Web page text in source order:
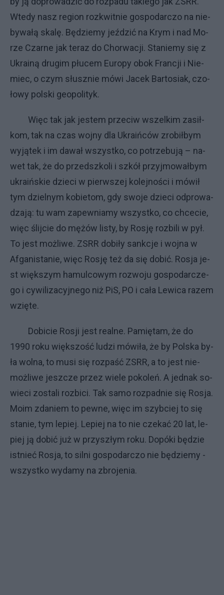
Wte­dy na­sz re­gion roz­kwit­nie go­spo­dar­czo na nie­
by­wa­łą ska­lę. Bę­dzie­my jeź­dzić na Krym i nad Mo­
rze Czar­ne jak te­raz do Chor­wa­cji. Sta­nie­my się z
Ukra­iną dru­gim płu­cem Eu­ro­py obok Fran­cji i Nie­
miec, o czym słusz­nie mó­wi Ja­cek Bar­to­siak, czo­
ło­wy pol­ski geo­po­li­tyk.
Więc tak jak je­stem prze­ciw wszel­kim za­sił­
kom, tak na czas woj­ny dla Ukra­iń­ców zro­bił­bym
wy­ją­tek i im da­wał wszyst­ko, co po­trze­bu­ją – na­
wet tak, że do przed­szko­li i szkół przyj­mo­wał­bym
ukra­iń­skie dzie­ci w pierw­szej ko­lej­no­ści i mó­wił
tym dziel­nym ko­bie­tom, gdy swo­je dzie­ci od­pro­wa­
dza­ją: tu wam za­pew­nia­my wszyst­ko, co chce­cie,
więc ślij­cie do mę­żów li­sty, by Ro­sję roz­bi­li w pył.
To je­st moż­li­we. ZSRR do­bi­ły sank­cje i woj­na w
Afga­ni­sta­nie, więc Ro­sję też da się do­bić. Ro­sja je­
st więk­szym ha­mul­co­wym roz­wo­ju go­spo­dar­cze­
go i cy­wi­li­za­cyj­ne­go niż PiS, PO i ca­ła Le­wi­ca ra­zem
wzię­te.
Do­bi­cie Ro­sji je­st re­al­ne. Pa­mię­tam, że do
1990 ro­ku więk­szo­ść lu­dzi mó­wi­ła, że by Pol­ska by­
ła wol­na, to mu­si się roz­pa­ść ZSRR, a to je­st nie­
moż­li­we jesz­cze przez wie­le po­ko­leń. A jed­nak so­
wie­ci zo­sta­li roz­bi­ci. Tak sa­mo roz­pad­nie się Ro­sja.
Mo­im zda­niem to pew­ne, więc im szyb­ciej to się
sta­nie, tym le­piej. Le­piej na to nie cze­kać 20 lat, le­
piej ją do­bić już w przy­szłym ro­ku. Do­pó­ki bę­dzie
ist­nieć Ro­sja, to sil­ni go­spo­dar­czo nie bę­dzie­my -
wszyst­ko wy­da­my na zbro­je­nia.